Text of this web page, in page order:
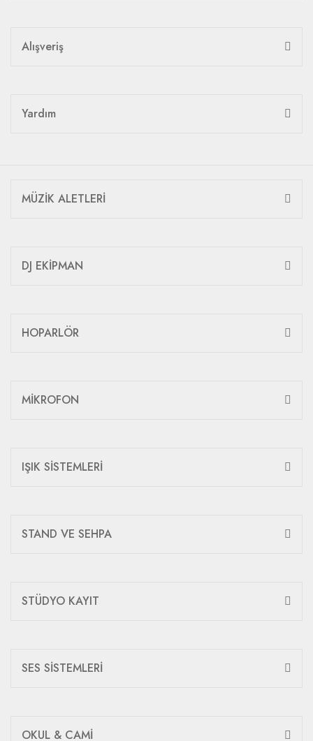
Alışveriş
Yardım
MÜZİK ALETLERİ
DJ EKİPMAN
HOPARLÖR
MİKROFON
IŞIK SİSTEMLERİ
STAND VE SEHPA
STÜDYO KAYIT
SES SİSTEMLERİ
OKUL & CAMİ